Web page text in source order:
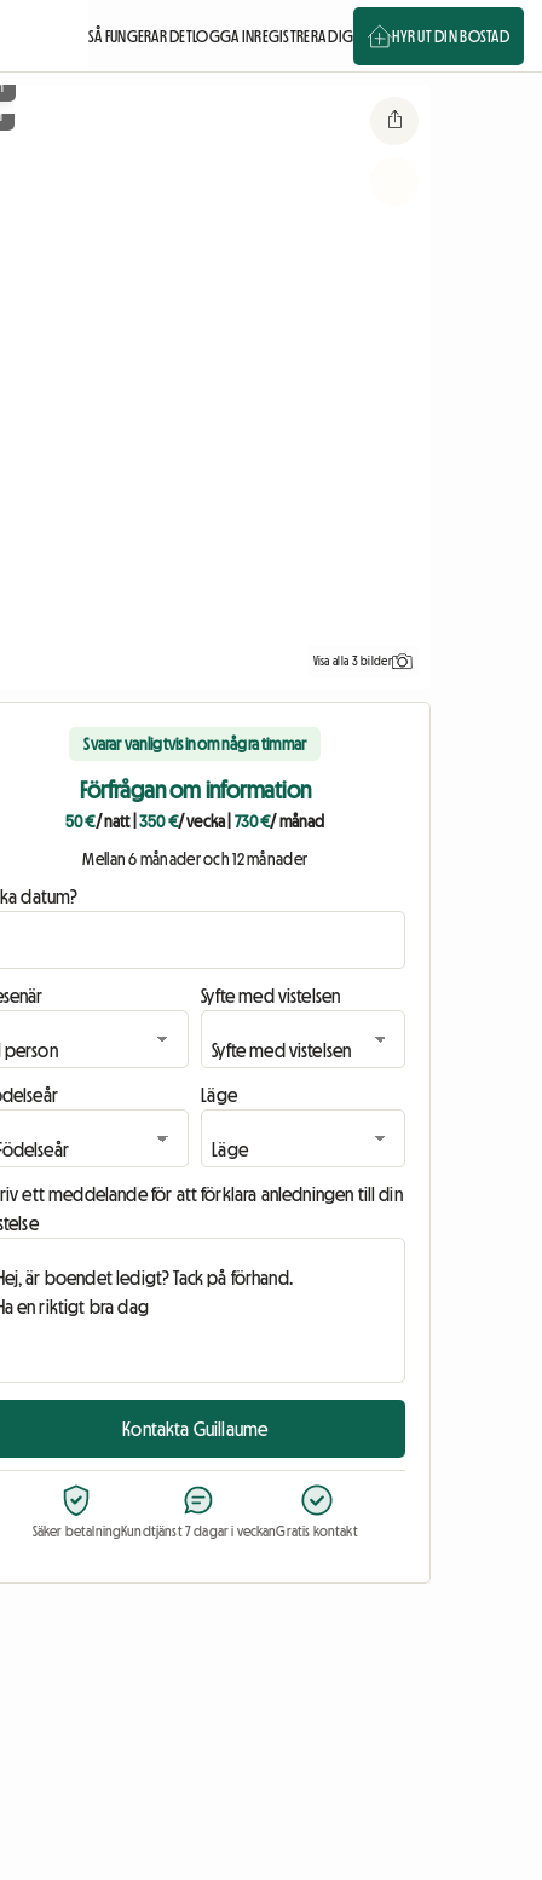
SÅ FUNGERAR DETLOGGA INREGISTRERA DIG HYR UT DIN BOSTAD
Visa alla 3 bilder
Svarar vanligtvis inom några timmar
Förfrågan om information
50 €/ natt|350 €/ vecka 730 €/ månad
Mellan 6 månader och 12 månader
datum?
Syfte med vistelsen
Läge
ett meddelande för att förklara anledningen till din
Kontakta Guillaume
Säker betalningKundtjänst 7 dagar i veckanGratis kontakt